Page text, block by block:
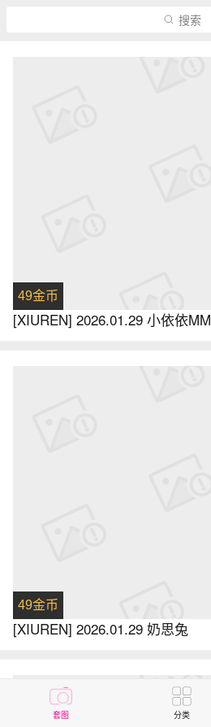
搜索
49金币
[XIUREN] 2026.01.29 小依依MM
49金币
[XIUREN] 2026.01.29 奶思兔
套图 分类